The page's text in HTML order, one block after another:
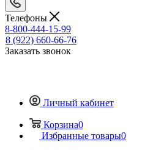
Телефоны
8-800-444-15-99
8 (922) 660-66-76
Заказать звонок
Личный кабинет
Корзина0
Избранные товары0